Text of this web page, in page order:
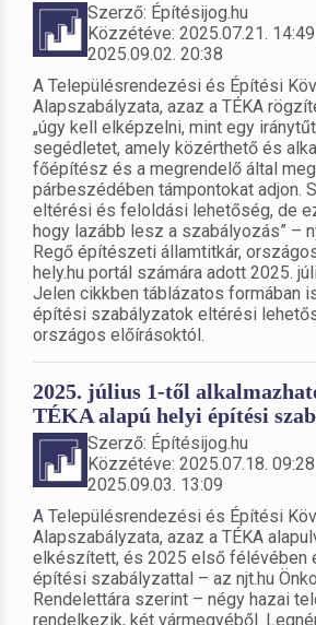
Szerző: Építésijog.hu
Közzétéve: 2025.07.21.
2025.09.02. 20:38
A Településrendezési és Építési
Alapszabályzata, azaz a TÉKA
„úgy kell elképzelni, mint egy
segédletet, amely közérthető és
főépítész és a megrendelő által
párbeszédében támpontokat adjon.
eltérési és feloldási lehetőség, de
hogy lazább lesz a szabályozás” –
Regő építészeti államtitkár,
hely.hu portál számára adott 2025.
Jelen cikkben táblázatos formában
építési szabályzatok eltérési
országos előírásoktól.
2025. július 1-től
TÉKA alapú helyi építési
Szerző: Építésijog.hu
Közzétéve: 2025.07.18.
2025.09.03. 13:09
A Településrendezési és Építési
Alapszabályzata, azaz a TÉKA
elkészített, és 2025 első félévében
építési szabályzattal – az njt.hu
Rendelettára szerint – négy hazai
rendelkezik, két vármegyéből.